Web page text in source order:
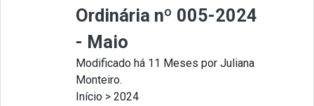
Ordinária nº 005-2024
- Maio
Modificado há 11 Meses por Juliana
Monteiro.
Início > 2024